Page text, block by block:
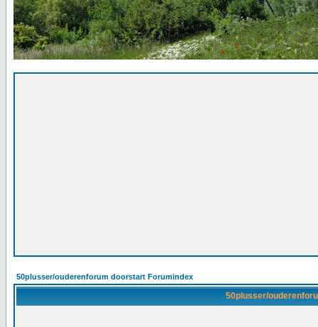
50plusser/ouderenforum doorstart Forumindex
50plusser/